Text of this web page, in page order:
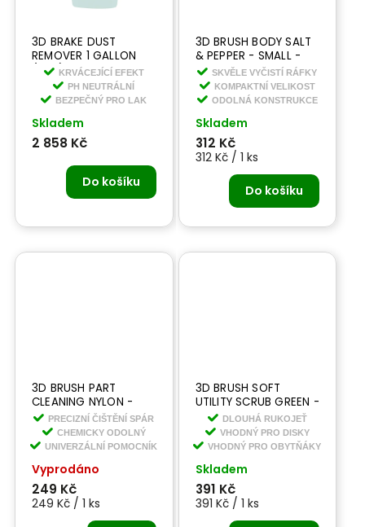
3D BRAKE DUST
REMOVER 1 GALLON
(BDX) 3,78 l -
chemická
dekontaminace
KRVÁCEJÍCÍ EFEKT
PH NEUTRÁLNÍ
BEZPEČNÝ PRO LAK
Skladem
2 858 Kč
Do košíku
3D BRUSH BODY SALT
& PEPPER - SMALL -
kartáč na kola malý
SKVĚLE VYČISTÍ RÁFKY
KOMPAKTNÍ VELIKOST
ODOLNÁ KONSTRUKCE
Skladem
312 Kč
312 Kč / 1 ks
Do košíku
3D BRUSH PART
CLEANING NYLON -
čistící kartáček
PRECIZNÍ ČIŠTĚNÍ SPÁR
CHEMICKY ODOLNÝ
UNIVERZÁLNÍ POMOCNÍK
Vyprodáno
249 Kč
249 Kč / 1 ks
3D BRUSH SOFT
UTILITY SCRUB GREEN -
LONG -dlouhý kartáč
na kola
DLOUHÁ RUKOJEŤ
VHODNÝ PRO DISKY
VHODNÝ PRO OBYTŇÁKY
Skladem
391 Kč
391 Kč / 1 ks